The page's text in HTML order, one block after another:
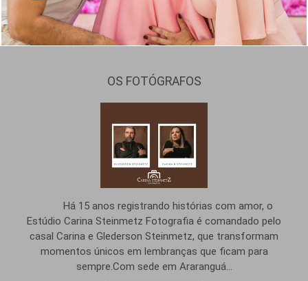
OS FOTÓGRAFOS
Há 15 anos registrando histórias com amor, o
Estúdio Carina Steinmetz Fotografia é comandado pelo
casal Carina e Glederson Steinmetz, que transformam
momentos únicos em lembranças que ficam para
sempre.Com sede em Araranguá...